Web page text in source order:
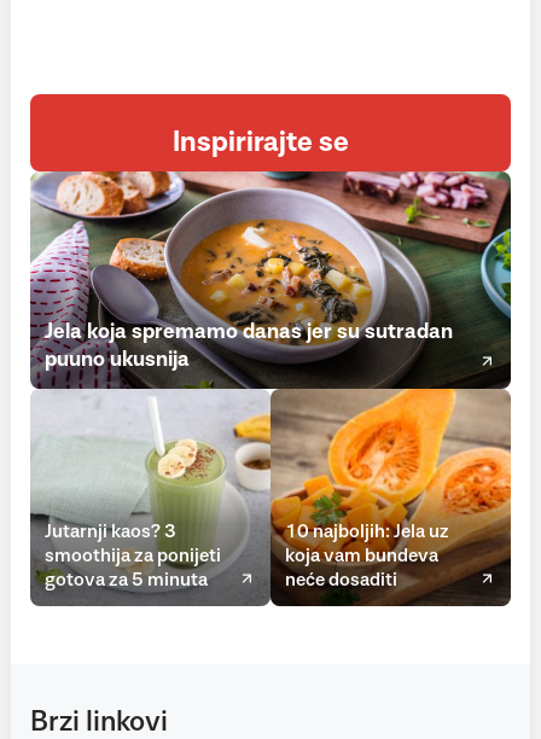
Inspirirajte se
Jela koja spremamo danas jer su sutradan
puuno ukusnija
Jutarnji kaos? 3
smoothija za ponijeti
gotova za 5 minuta
10 najboljih: Jela uz
koja vam bundeva
neće dosaditi
Brzi linkovi